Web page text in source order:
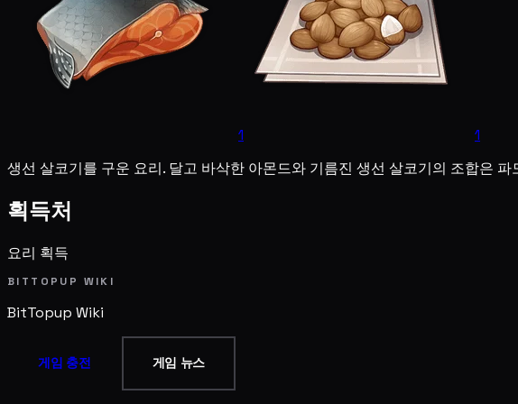
1
1
생선 살코기를 구운 요리. 달고 바삭한 아몬드와 기름진 생선 살코기의 조합은
획득처
요리 획득
BITTOPUP WIKI
BitTopup Wiki
게임 충전 게임 뉴스